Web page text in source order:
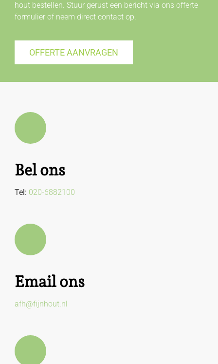
hout bestellen. Stuur gerust een bericht via ons offerte
formulier of neem direct contactop.
OFFERTE AANVRAGEN
Bel ons
Tel: 020-6882100
Email ons
afh@fijnhout.nl